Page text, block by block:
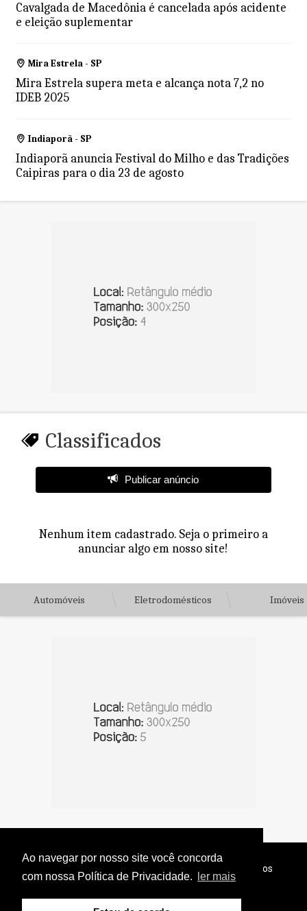
Ao navegar por nosso site você concorda
com nossa Política de Privacidade.
ler mais
Cavalgada de Macedônia é cancelada após acidente
e eleição suplementar
Mira Estrela - SP
Mira Estrela supera meta e alcança nota 7,2 no
IDEB 2025
Indiaporã - SP
Indiaporã anuncia Festival do Milho e das Tradições
Caipiras para o dia 23 de agosto
Classificados
Publicar anúncio
Nenhum item cadastrado. Seja o primeiro a
anunciar algo em nosso site!
Automóveis Eletrodomésticos Imóveis
© Copyright 2026 - Jornal do Interior - Todos os direitos
reservados